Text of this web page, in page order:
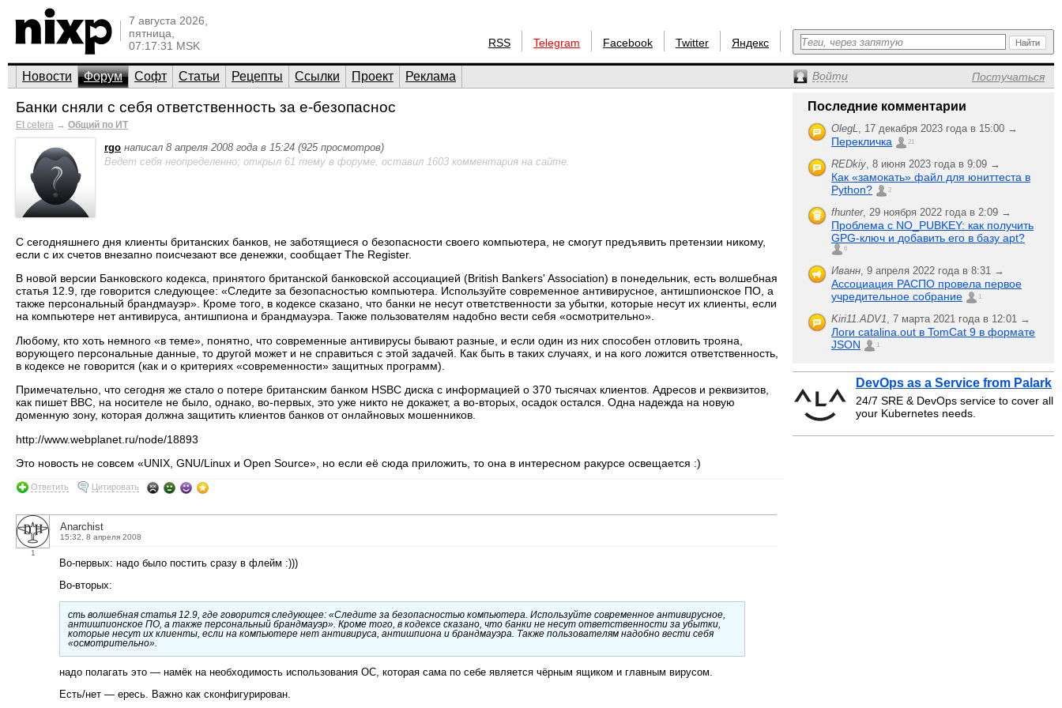
7 августа 2026,
пятница,
07:17:31 MSK
RSS Telegram Facebook Twitter Яндекс
Новости Форум Софт Статьи Рецепты Ссылки Проект Реклама Войти Постучаться
Банки сняли с себя ответственность за е-безопаснос
Et cetera → Общий по ИТ
rgo написал 8 апреля 2008 года в 15:24 (925 просмотров)
Ведет себя неопределенно; открыл 61 тему в форуме, оставил 1603 комментария на сайте.
С сегодняшнего дня клиенты британских банков, не заботящиеся о безопасности своего компьютера, не смогут предъявить претензии никому,
если с их счетов внезапно поисчезают все денежки, сообщает The Register.
В новой версии Банковского кодекса, принятого британской банковской ассоциацией (British Bankers' Association) в понедельник, есть волшебная
статья 12.9, где говорится следующее: «Следите за безопасностью компьютера. Используйте современное антивирусное, антишпионское ПО, а
также персональный брандмауэр». Кроме того, в кодексе сказано, что банки не несут ответственности за убытки, которые несут их клиенты, если
на компьютере нет антивируса, антишпиона и брандмауэра. Также пользователям надобно вести себя «осмотрительно».
Любому, кто хоть немного «в теме», понятно, что современные антивирусы бывают разные, и если один из них способен отловить трояна,
ворующего персональные данные, то другой может и не справиться с этой задачей. Как быть в таких случаях, и на кого ложится ответственность,
в кодексе не говорится (как и о критериях «современности» защитных программ).
Примечательно, что сегодня же стало о потере британским банком HSBC диска с информацией о 370 тысячах клиентов. Адресов и реквизитов,
как пишет BBC, на носителе не было, однако, во-первых, это уже никто не докажет, а во-вторых, осадок остался. Одна надежда на новую
доменную зону, которая должна защитить клиентов банков от онлайновых мошенников.
http://www.webplanet.ru/node/18893
Это новость не совсем «UNIX, GNU/Linux и Open Source», но если её сюда приложить, то она в интересном ракурсе освещается :)
Ответить Цитировать
1
Anarchist
15:32, 8 апреля 2008
Во-первых: надо было постить сразу в флейм :)))
Во-вторых:
сть волшебная статья 12.9, где говорится следующее: «Следите за безопасностью компьютера. Используйте современное антивирусное,
антишпионское ПО, а также персональный брандмауэр». Кроме того, в кодексе сказано, что банки не несут ответственности за убытки,
которые несут их клиенты, если на компьютере нет антивируса, антишпиона и брандмауэра. Также пользователям надобно вести себя
«осмотрительно».
надо полагать это — намёк на необходимость использования ОС, которая сама по себе является чёрным ящиком и главным вирусом.
Есть/нет — ересь. Важно как сконфигурирован.
Последние комментарии
OlegL, 17 декабря 2023 года в 15:00 →
Перекличка 21
REDkiy, 8 июня 2023 года в 9:09 →
Как «замокать» файл для юниттеста в
Python?
2
fhunter, 29 ноября 2022 года в 2:09 →
Проблема с NO_PUBKEY: как получить
GPG-ключ и добавить его в базу apt?
6
Иванн, 9 апреля 2022 года в 8:31 →
Ассоциация РАСПО провела первое
учредительное собрание
1
Kiri11.ADV1, 7 марта 2021 года в 12:01 →
Логи catalina.out в TomCat 9 в формате
JSON
1
DevOps as a Service from Palark
24/7 SRE & DevOps service to cover all
your Kubernetes needs.